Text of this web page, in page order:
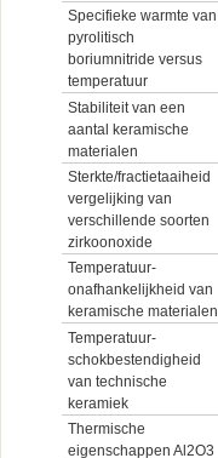
Specifieke warmte van
pyrolitisch
boriumnitride versus
temperatuur
Stabiliteit van een
aantal keramische
materialen
Sterkte/fractietaaiheid
vergelijking van
verschillende soorten
zirkoonoxide
Temperatuur-
onafhankelijkheid van
keramische materialen
Temperatuur-
schokbestendigheid
van technische
keramiek
Thermische
eigenschappen Al2O3